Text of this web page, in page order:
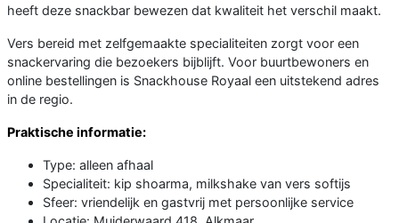
heeft deze snackbar bewezen dat kwaliteit het verschil maakt.
Vers bereid met zelfgemaakte specialiteiten zorgt voor een
snackervaring die bezoekers bijblijft. Voor buurtbewoners en
online bestellingen is Snackhouse Royaal een uitstekend adres
in de regio.
Praktische informatie:
Type: alleen afhaal
Specialiteit: kip shoarma, milkshake van vers softijs
Sfeer: vriendelijk en gastvrij met persoonlijke service